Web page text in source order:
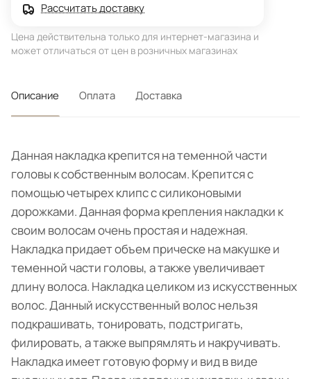
Рассчитать доставку
Цена действительна только для интернет-магазина и
может отличаться от цен в розничных магазинах
Описание Оплата Доставка
Данная накладка крепится на теменной части
головы к собственным волосам. Крепится с
помощью четырех клипс с силиконовыми
дорожками. Данная форма крепления накладки к
своим волосам очень простая и надежная.
Накладка придает объем прическе на макушке и
теменной части головы, а также увеличивает
длину волоса. Накладка целиком из искусственных
волос. Данный искусственный волос нельзя
подкрашивать, тонировать, подстригать,
филировать, а также выпрямлять и накручивать.
Накладка имеет готовую форму и вид в виде